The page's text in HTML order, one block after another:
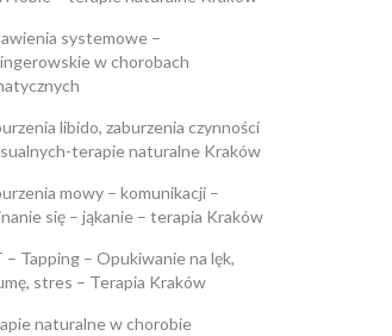
systemowe –
w chorobach
libido, zaburzenia czynności
terapie naturalne Kraków
mowy – komunikacji –
się – jąkanie – terapia Kraków
– Tapping – Opukiwanie na lęk,
stres – Terapia Kraków
naturalne w chorobie